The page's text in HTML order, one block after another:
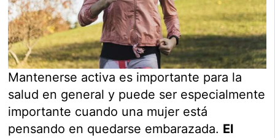
Mantenerse activa es importante para la
salud en general y puede ser especialmente
importante cuando una mujer está
pensando en quedarse embarazada. El